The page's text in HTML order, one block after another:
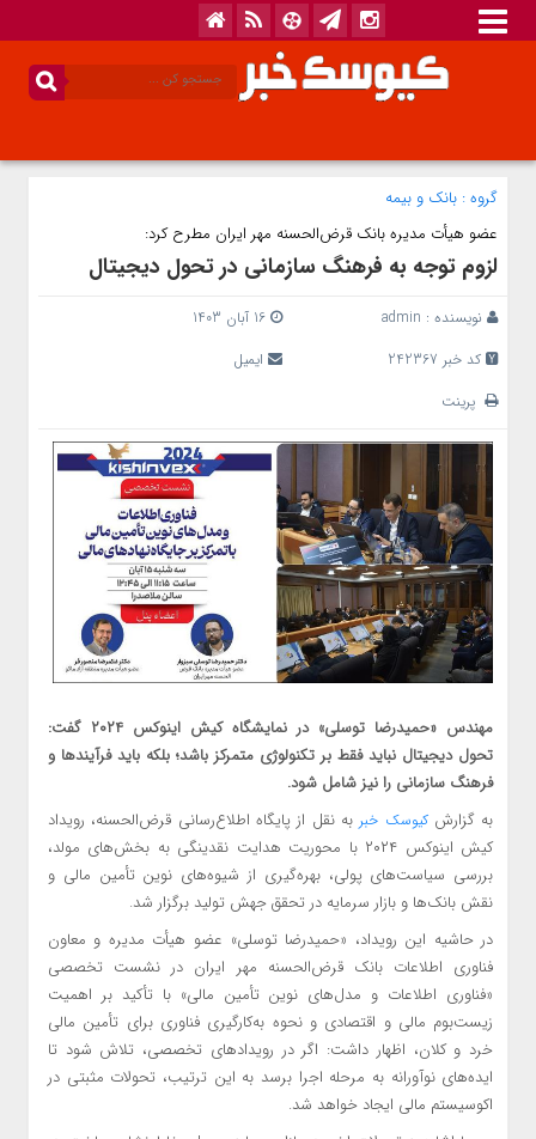
گروه : بانک‌ و بیمه
عضو هیأت مدیره بانک قرض‌الحسنه مهر ایران مطرح کرد:
لزوم توجه به فرهنگ سازمانی در تحول دیجیتال
نویسنده : admin
16 آبان 1403
کد خبر 242367
ایمیل
پرینت
مهندس «حمیدرضا توسلی» در نمایشگاه کیش اینوکس ۲۰۲۴ گفت:
تحول دیجیتال نباید فقط بر تکنولوژی متمرکز باشد؛ بلکه باید فرآیندها و
فرهنگ سازمانی را نیز شامل شود.
به گزارشکیوسک خبربه نقل از پایگاه‌ اطلاع‌رسانی قرض‌الحسنه، رویداد
کیش اینوکس ۲۰۲۴ با محوریت هدایت نقدینگی به بخش‌های مولد،
بررسی سیاست‌های پولی، بهره‌گیری از شیوه‌های نوین تأمین مالی و
نقش بانک‌ها و بازار سرمایه در تحقق جهش تولید برگزار شد.
در حاشیه این رویداد، «حمیدرضا توسلی» عضو هیأت مدیره و معاون
فناوری اطلاعات بانک قرض‌الحسنه مهر ایران در نشست تخصصی
«فناوری اطلاعات و مدل‌های نوین تأمین مالی» با تأکید بر اهمیت
زیست‌بوم مالی و اقتصادی و نحوه به‌کارگیری فناوری برای تأمین مالی
خرد و کلان، اظهار داشت: اگر در رویدادهای تخصصی، تلاش شود تا
ایده‌های نوآورانه به مرحله اجرا برسد به این ترتیب، تحولات مثبتی در
اکوسیستم مالی ایجاد خواهد شد.